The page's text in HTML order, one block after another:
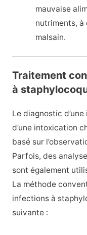
mauvaise
nutriments, à
malsain.
Traitement
à
Le diagnostic
d’une intoxication
basé sur
Parfois, des
sont également
La méthode
infections à
suivante :